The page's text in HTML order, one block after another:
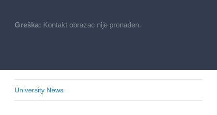
Greška: Kontakt obrazac nije pronađen.
University News